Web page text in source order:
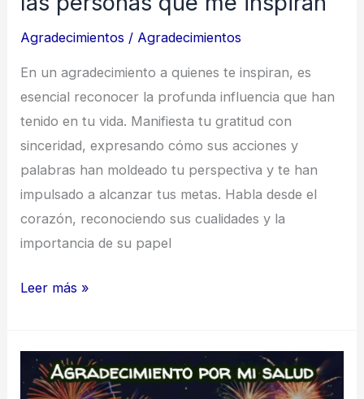
Agradecimientos / Agradecimientos
En un agradecimiento a quienes te inspiran, es
esencial reconocer la profunda influencia que han
tenido en tu vida. Manifiesta tu gratitud con
sinceridad, expresando cómo sus acciones y
palabras han moldeado tu perspectiva y te han
impulsado a alcanzar tus metas. Habla desde el
corazón, reconociendo sus cualidades y la
importancia de su papel
Ejemplos
las
Leer más »